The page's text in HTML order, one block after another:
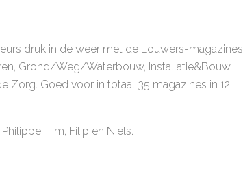
druk in de weer met de Louwers-magazines
Grond/Weg/Waterbouw, Installatie&Bouw,
Zorg. Goed voor in totaal 35 magazines in 12
Tim, Filip en Niels.